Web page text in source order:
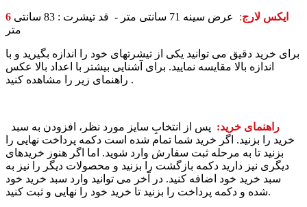
6 ایکس لارج:
عرض سینه 71 سانتی متر - قد تیشرت : 83 سانتی
متر
برای خرید دقیق می توانید یکی از تیشرتهای خود را اندازه بگیرید و با
اندازه بالا مقایسه نمایید. برای آشنایی بیشتر با اعداد بالا عکس
راهنمای زیر را مشاهده کنید .
راهنمای خرید: پس از انتخابِ سایز مورد نظر، افزودن به سبد
خرید را بزنید. اگر خرید شما تمام شده است دکمه پرداخت نهایی را
بزنید تا به مرحله ثبت سفارش وارد شوید. اما اگر هنوز خریدهای
دیگری نیز دارید دکمه بازگشت را بزنید و محصولات دیگر را نیز به
سبد خرید خود اضافه کنید. در آخر می توانید وارد سبد خرید خود
شده و دکمه پرداخت را بزنید تا خرید خود را نهایی و ثبت کنید.